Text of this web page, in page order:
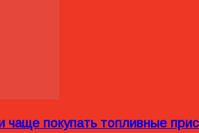
чаще покупать топливные